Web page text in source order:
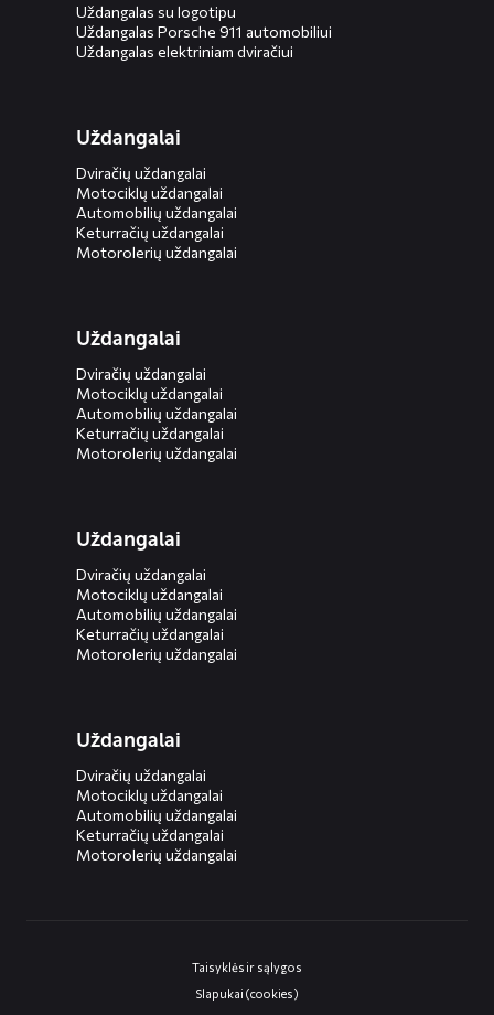
Uždangalas su logotipu
Uždangalas Porsche 911 automobiliui
Uždangalas elektriniam dviračiui
Uždangalai
Dviračių uždangalai
Motociklų uždangalai
Automobilių uždangalai
Keturračių uždangalai
Motorolerių uždangalai
Uždangalai
Dviračių uždangalai
Motociklų uždangalai
Automobilių uždangalai
Keturračių uždangalai
Motorolerių uždangalai
Uždangalai
Dviračių uždangalai
Motociklų uždangalai
Automobilių uždangalai
Keturračių uždangalai
Motorolerių uždangalai
Uždangalai
Dviračių uždangalai
Motociklų uždangalai
Automobilių uždangalai
Keturračių uždangalai
Motorolerių uždangalai
Taisyklės ir sąlygos
Slapukai (cookies)